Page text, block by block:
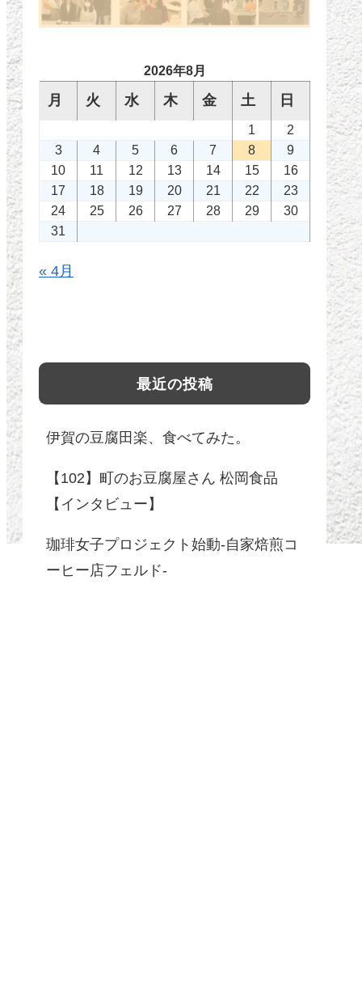
2026年8月
月 火 水 木 金 土 日
1
2
3
4 5 6 7 8
9
10
11 12 13 14 15
16
17
18 19 20 21 22
23
24
25 26 27 28 29
30
31
« 4月
最近の投稿
伊賀の豆腐田楽、食べてみた。
【102】町のお豆腐屋さん 松岡食品
【インタビュー】
珈琲女子プロジェクト始動-自家焙煎コ
ーヒー店フェルド-